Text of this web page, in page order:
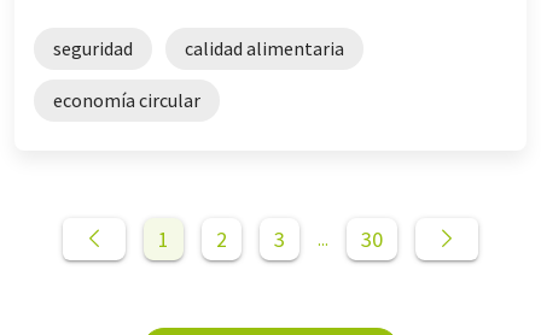
seguridad calidad alimentaria
economía circular
1 2 3 ... 30